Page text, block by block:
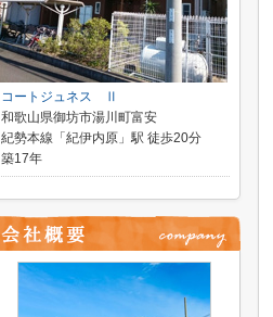
コートジュネス Ⅱ
和歌山県御坊市湯川町富安
紀勢本線「紀伊内原」駅 徒歩20分
築17年